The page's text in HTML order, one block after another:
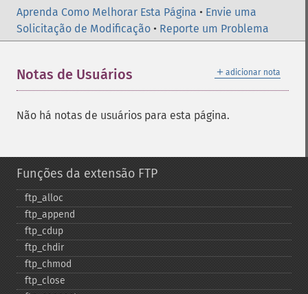
Aprenda Como Melhorar Esta Página • Envie uma
Solicitação de Modificação • Reporte um Problema
＋ adicionar nota
Notas de Usuários
Não há notas de usuários para esta página.
Funções da extensão FTP
ftp_​alloc
ftp_​append
ftp_​cdup
ftp_​chdir
ftp_​chmod
ftp_​close